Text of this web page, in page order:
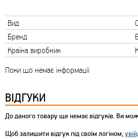
Вид
Бренд
Країна виробник
Поки що немає інформації
ВІДГУКИ
До даного товару ще немає відгуків. Ви
Щоб залишити відгук під своїм логіном,